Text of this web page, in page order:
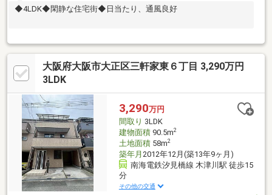
◆4LDK◆閑静な住宅街◆日当たり、通風良好
大阪府大阪市大正区三軒家東６丁目 3,290万円
3LDK
3,290万円
間取り 3LDK
建物面積90.5m2
土地面積58m2
築年月 2012年12月(築13年9ヶ月)
南海電鉄汐見橋線 木津川駅 徒歩15
分
その他の交通